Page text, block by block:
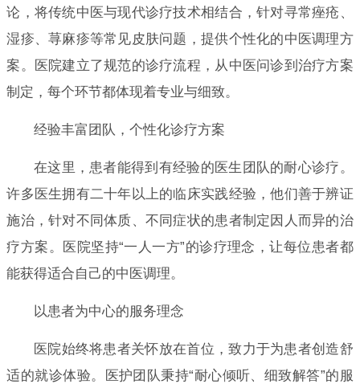
论，将传统中医与现代诊疗技术相结合，针对寻常痤疮、
湿疹、荨麻疹等常见皮肤问题，提供个性化的中医调理方
案。医院建立了规范的诊疗流程，从中医问诊到治疗方案
制定，每个环节都体现着专业与细致。
经验丰富团队，个性化诊疗方案
在这里，患者能得到有经验的医生团队的耐心诊疗。
许多医生拥有二十年以上的临床实践经验，他们善于辨证
施治，针对不同体质、不同症状的患者制定因人而异的治
疗方案。医院坚持“一人一方”的诊疗理念，让每位患者都
能获得适合自己的中医调理。
以患者为中心的服务理念
医院始终将患者关怀放在首位，致力于为患者创造舒
适的就诊体验。医护团队秉持“耐心倾听、细致解答”的服